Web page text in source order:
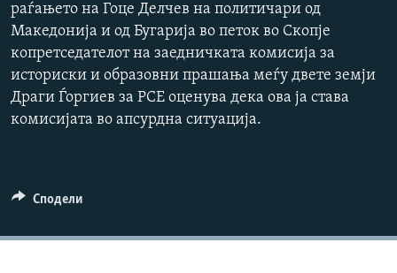
480p
480p
720p
1080p
раѓањето на Гоце Делчев на политичари од
Македонија и од Бугарија во петок во Скопје
копретседателот на заедничката комисија за
историски и образовни прашања меѓу двете земји
Драги Ѓоргиев за РСЕ оценува дека ова ја става
комисијата во апсурдна ситуација.
Сподели